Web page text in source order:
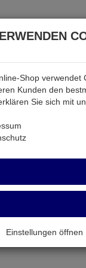
& Akkus
Shop verwendet
Kunden den
Sie sich mit
Einstellungen öffnen